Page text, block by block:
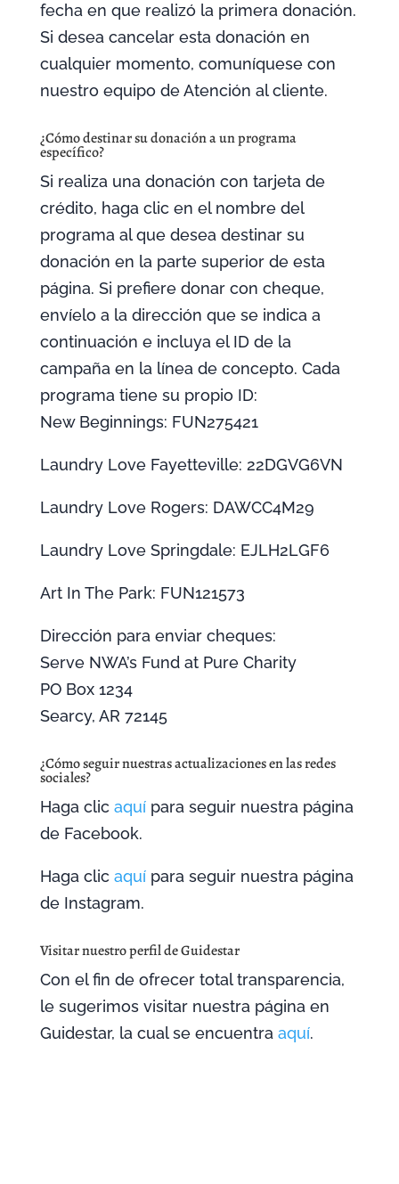
fecha en que realizó la primera donación.
Si desea cancelar esta donación en
cualquier momento, comuníquese con
nuestro equipo de Atención al cliente.
¿Cómo destinar su donación a un programa
específico?
Si realiza una donación con tarjeta de
crédito, haga clic en el nombre del
programa al que desea destinar su
donación en la parte superior de esta
página. Si prefiere donar con cheque,
envíelo a la dirección que se indica a
continuación e incluya el ID de la
campaña en la línea de concepto. Cada
programa tiene su propio ID:
New Beginnings: FUN275421
Laundry Love Fayetteville: 22DGVG6VN
Laundry Love Rogers: DAWCC4M29
Laundry Love Springdale: EJLH2LGF6
Art In The Park: FUN121573
Dirección para enviar cheques:
Serve NWA’s Fund at Pure Charity
PO Box 1234
Searcy, AR 72145
¿Cómo seguir nuestras actualizaciones en las redes
sociales?
Haga clic aquípara seguir nuestra página
de Facebook.
Haga clic aquípara seguir nuestra página
de Instagram.
Visitar nuestro perfil de Guidestar
Con el fin de ofrecer total transparencia,
le sugerimos visitar nuestra página en
Guidestar, la cual se encuentra aquí.